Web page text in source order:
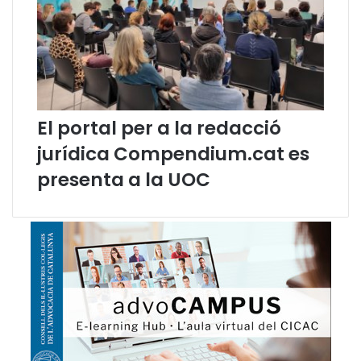
v
a
d
u
r
a
n
t
l
D
a
d
a
2
0
2
1
ó
d
e
L
l
g
u
d
l
m
e
s
d
e
s
e
t
El portal per a la redacció
jurídica Compendium.cat es
presenta a la UOC